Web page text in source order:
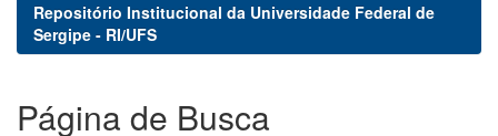
Repositório Institucional da Universidade Federal de
Sergipe - RI/UFS
Página de Busca